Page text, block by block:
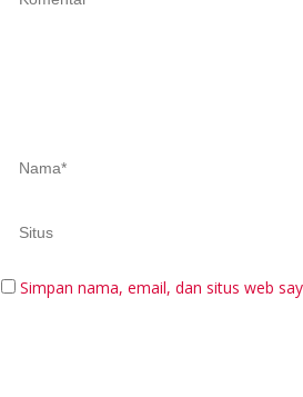
Simpan nama, email, dan situs web